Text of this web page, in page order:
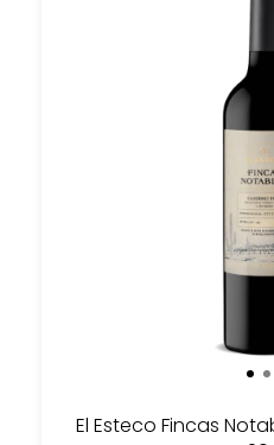
El Esteco Fincas